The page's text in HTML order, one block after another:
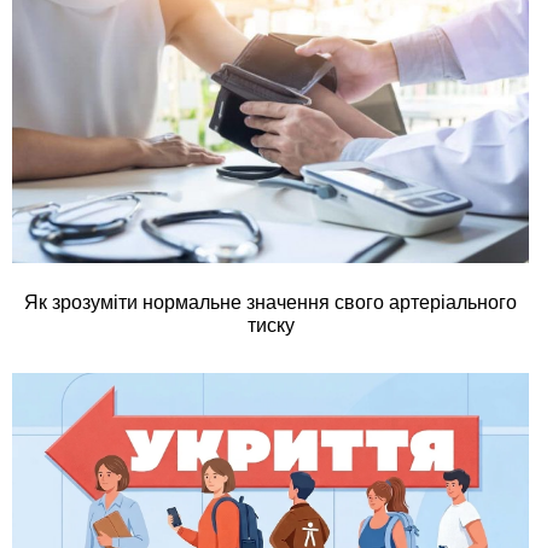
Як зрозуміти нормальне значення свого артеріального
тиску